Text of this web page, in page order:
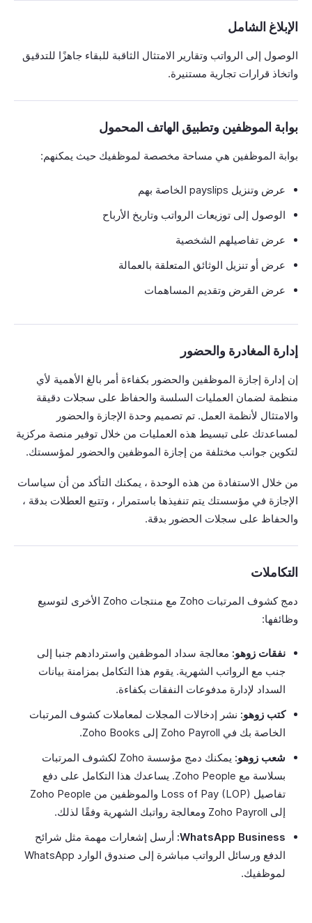
الإبلاغ الشامل
الوصول إلى الرواتب وتقارير الامتثال الثاقبة للبقاء جاهزًا للتدقيق
واتخاذ قرارات تجارية مستنيرة.
بوابة الموظفين وتطبيق الهاتف المحمول
بوابة الموظفين هي مساحة مخصصة لموظفيك حيث يمكنهم:
عرض وتنزيل payslips الخاصة بهم
الوصول إلى توزيعات الرواتب وتاريخ الأرباح
عرض تفاصيلهم الشخصية
عرض أو تنزيل الوثائق المتعلقة بالعمالة
عرض القرض وتقديم المساهمات
إدارة المغادرة والحضور
إن إدارة إجازة الموظفين والحضور بكفاءة أمر بالغ الأهمية لأي
منظمة لضمان العمليات السلسة والحفاظ على سجلات دقيقة
والامتثال لأنظمة العمل. تم تصميم وحدة الإجازة والحضور
لمساعدتك على تبسيط هذه العمليات من خلال توفير منصة مركزية
لتكوين جوانب مختلفة من إجازة الموظفين والحضور لمؤسستك.
من خلال الاستفادة من هذه الوحدة ، يمكنك التأكد من أن سياسات
الإجازة في مؤسستك يتم تنفيذها باستمرار ، وتتبع العطلات بدقة ،
والحفاظ على سجلات الحضور بدقة.
التكاملات
دمج كشوف المرتبات Zoho مع منتجات Zoho الأخرى لتوسيع
وظائفها:
نفقات زوهو: معالجة سداد الموظفين واستردادهم جنبا إلى
جنب مع الرواتب الشهرية. يقوم هذا التكامل بمزامنة بيانات
السداد لإدارة مدفوعات النفقات بكفاءة.
كتب زوهو: نشر إدخالات المجلات لمعاملات كشوف المرتبات
الخاصة بك في Zoho Payroll إلى Zoho Books.
شعب زوهو:
يمكنك دمج مؤسسة Zoho لكشوف المرتبات
بسلاسة مع Zoho People. يساعدك هذا التكامل على دفع
تفاصيل Loss of Pay (LOP) والموظفين من Zoho People
إلى Zoho Payroll ومعالجة رواتبك الشهرية وفقًا لذلك.
WhatsApp Business: أرسل إشعارات مهمة مثل شرائح
الدفع ورسائل الرواتب مباشرة إلى صندوق الوارد WhatsApp
لموظفيك.